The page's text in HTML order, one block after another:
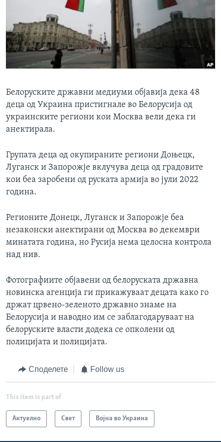
Јазици
Белоруските државни медиуми објавија дека 48
деца од Украина пристигнале во Белорусија од
украинските региони кои Москва вели дека ги
анектирала.
Групата деца од окупираните региони Доњецк,
Луганск и Запорожје вклучува деца од градовите
кои беа заробени од руската армија во јули 2022
година.
Регионите Донецк, Луганск и Запорожје беа
незаконски анектирани од Москва во декември
минатата година, но Русија нема целосна контрола
над нив.
Фотографиите објавени од белоруската државна
новинска агенција ги прикажуваат децата како го
држат црвено-зеленото државно знаме на
Белорусија и наводно им се заблагодаруваат на
белоруските власти додека се опколени од
полицијата и полицијата.
Споделете Follow us
This item is part of
Актуелно Свет Војна во Украина